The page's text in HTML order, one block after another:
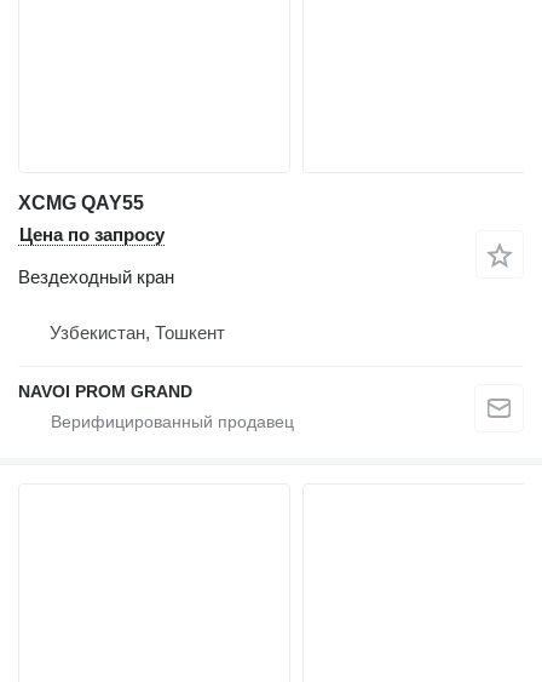
XCMG QAY55
Цена по запросу
Вездеходный кран
Узбекистан, Тошкент
NAVOI PROM GRAND